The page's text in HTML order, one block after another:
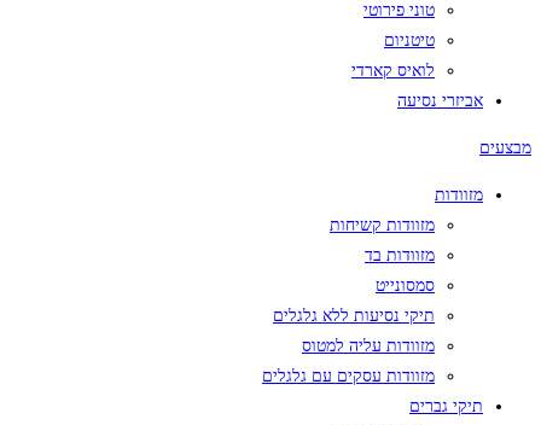
טוני פירוטי
טיטניום
לואיס קארדי
אביזרי נסיעה
מבצעים
מזוודות
מזוודות קשיחות
מזוודות בד
סמסונייט
תיקי נסיעות ללא גלגלים
מזוודות עליה למטוס
מזוודות עסקים עם גלגלים
תיקי גברים